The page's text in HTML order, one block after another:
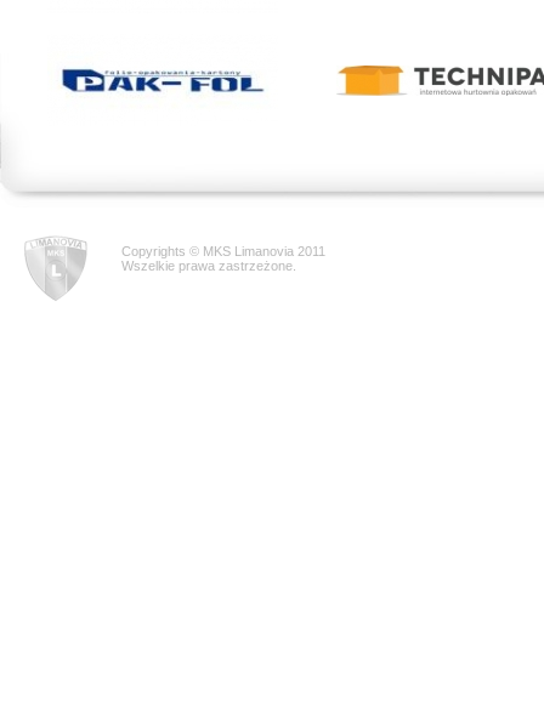
Copyrights © MKS Limanovia 2011
Wszelkie prawa zastrzeżone.